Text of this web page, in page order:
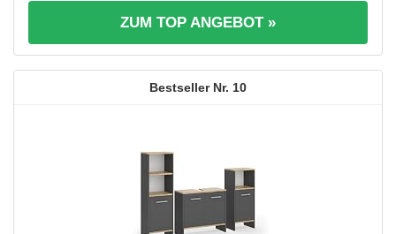
ZUM TOP ANGEBOT »
10